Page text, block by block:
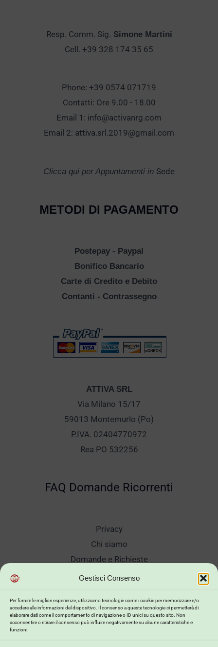
Gestisci Consenso
Per fornire le migliori esperienze, utilizziamo tecnologie come i cookie per memorizzare e/o
accedere alle informazioni del dispositivo. Il consenso a queste tecnologie ci permetterà di
elaborare dati come il comportamento di navigazione o ID unici su questo sito. Non
acconsentire o ritirare il consenso può influire negativamente su alcune caratteristiche e
funzioni.
Resp. Comm. Sig. Simone Martini
Cell. +39 328 174 35 65
Phone: +39 0574 071719
Contatti: Ore 9.00 - 18.00
Email 1: info@activanrg.com
Email 2: attiva.srl.2019@gmail.com
Clicca qui per Appuntamenti in Sede
METODI DI PAGAMENTO
Postepay - Paypal
Bonifico Bancario
Carte di Credito e Debito
Contanti - Contrassegno
ATTIVA SRL
Via Milano 15/17
59013 Montemurlo (Po)
P.IVA. 02404770972
Rea PO 532256
FAQ Domande Ricorrenti
Privacy
Chi siamo
Domande e Richieste
Showroom
Sanificazione e Lavaggi
Reso Cambio Merce